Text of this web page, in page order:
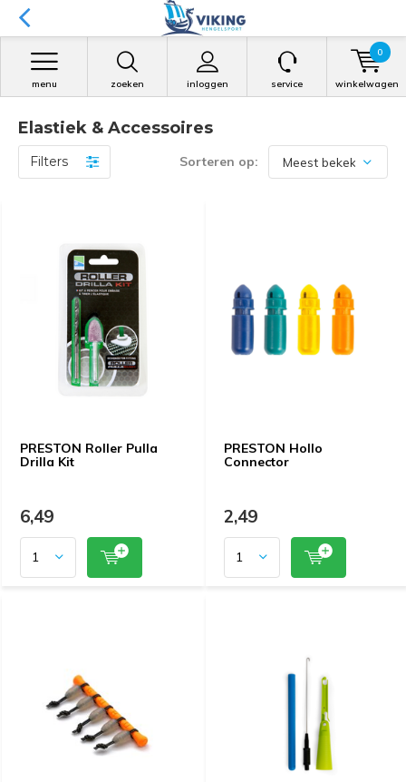
zoeken inloggen
menu service winkelwagen
0
Elastiek & Accessoires
Filters Sorteren op:
PRESTON Roller Pulla
Drilla Kit
6,49
PRESTON Hollo
Connector
2,49